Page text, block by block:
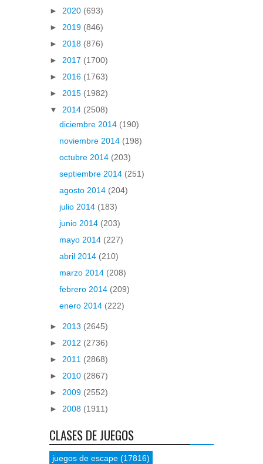
► 2020 (693)
► 2019 (846)
► 2018 (876)
► 2017 (1700)
► 2016 (1763)
► 2015 (1982)
▼ 2014 (2508)
diciembre 2014 (190)
noviembre 2014 (198)
octubre 2014 (203)
septiembre 2014 (251)
agosto 2014 (204)
julio 2014 (183)
junio 2014 (203)
mayo 2014 (227)
abril 2014 (210)
marzo 2014 (208)
febrero 2014 (209)
enero 2014 (222)
► 2013 (2645)
► 2012 (2736)
► 2011 (2868)
► 2010 (2867)
► 2009 (2552)
► 2008 (1911)
CLASES DE JUEGOS
juegos de escape (17816)